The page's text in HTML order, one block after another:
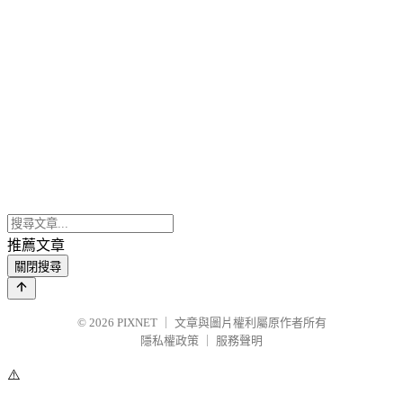
推薦文章
關閉搜尋
© 2026 PIXNET
文章與圖片權利屬原作者所有
隱私權政策
服務聲明
⚠️